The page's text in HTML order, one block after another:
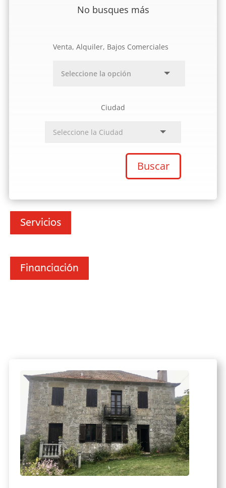
No busques más
Venta, Alquiler, Bajos Comerciales
Ciudad
Buscar
Servicios
Financiación